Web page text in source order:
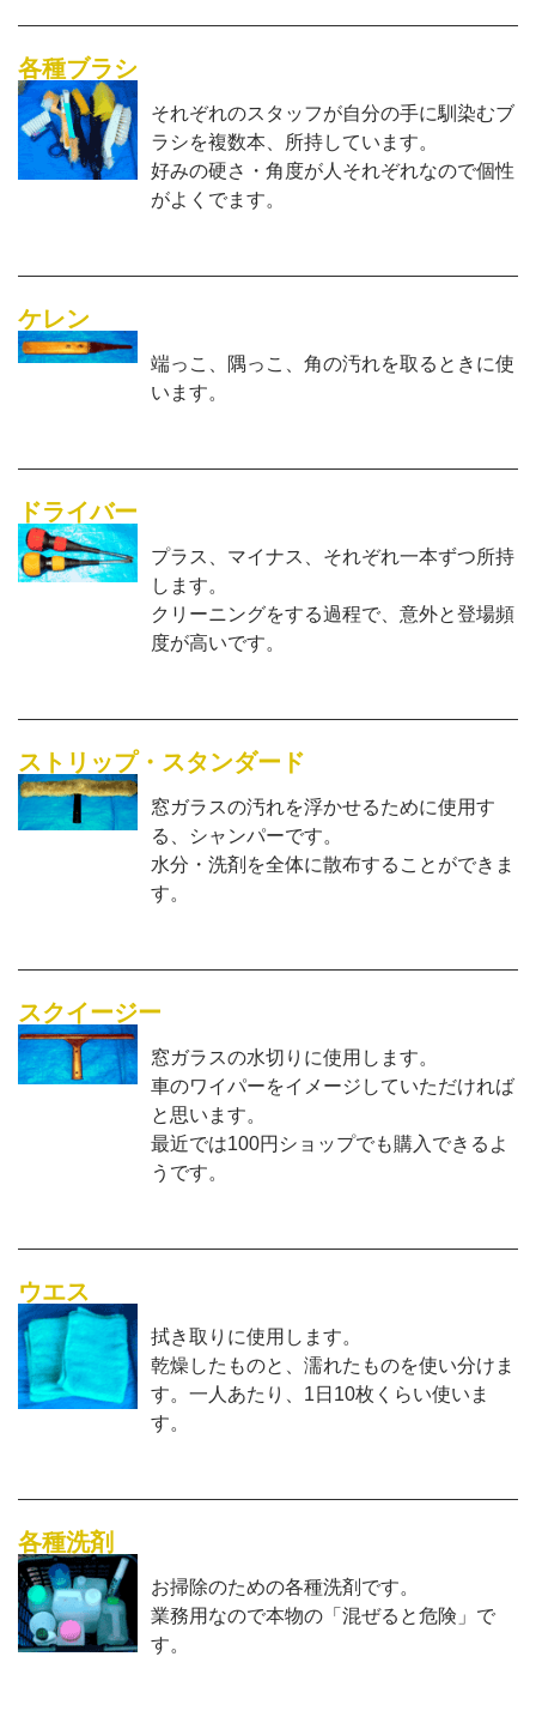
各種ブラシ
それぞれのスタッフが自分の手に馴染むブ
ラシを複数本、所持しています。
好みの硬さ・角度が人それぞれなので個性
がよくでます。
ケレン
端っこ、隅っこ、角の汚れを取るときに使
います。
ドライバー
プラス、マイナス、それぞれ一本ずつ所持
します。
クリーニングをする過程で、意外と登場頻
度が高いです。
ストリップ・スタンダード
窓ガラスの汚れを浮かせるために使用す
る、シャンパーです。
水分・洗剤を全体に散布することができま
す。
スクイージー
窓ガラスの水切りに使用します。
車のワイパーをイメージしていただければ
と思います。
最近では100円ショップでも購入できるよ
うです。
ウエス
拭き取りに使用します。
乾燥したものと、濡れたものを使い分けま
す。一人あたり、1日10枚くらい使いま
す。
各種洗剤
お掃除のための各種洗剤です。
業務用なので本物の「混ぜると危険」で
す。